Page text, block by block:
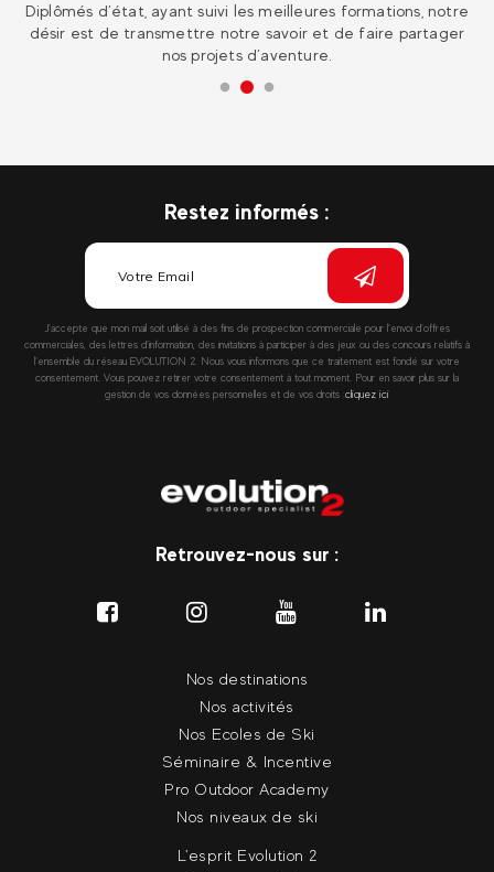
Diplômés d’état, ayant suivi les meilleures formations, notre
désir est de transmettre notre savoir et de faire partager
nos projets d’aventure.
Restez informés :
J’accepte que mon mail soit utilisé à des fins de prospection commerciale pour l’envoi d’offres
commerciales, des lettres d’information, des invitations à participer à des jeux ou des concours relatifs à
l’ensemble du réseau EVOLUTION 2. Nous vous informons que ce traitement est fondé sur votre
consentement. Vous pouvez retirer votre consentement à tout moment. Pour en savoir plus sur la
gestion de vos données personnelles et de vos droits :cliquez ici
Retrouvez-nous sur :
Nos destinations
Nos activités
Nos Ecoles de Ski
Séminaire & Incentive
Pro Outdoor Academy
Nos niveaux de ski
L'esprit Evolution 2